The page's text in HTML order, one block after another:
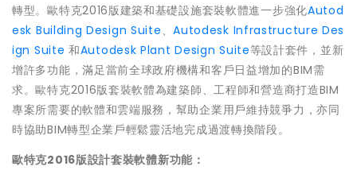
轉型。歐特克2016版建築和基礎設施套裝軟體進一步強化Autod
esk Building Design Suite 、Autodesk Infrastructure Des
ign Suite 和Autodesk Plant Design Suite等設計套件，並新
增許多功能，滿足當前全球政府機構和客戶日益增加的BIM需
求。歐特克2016版套裝軟體為建築師、工程師和營造商打造BIM
專案所需要的軟體和雲端服務，幫助企業用戶維持競爭力，亦同
時協助BIM轉型企業戶輕鬆靈活地完成過渡轉換階段。
歐特克2016版設計套裝軟體新功能：